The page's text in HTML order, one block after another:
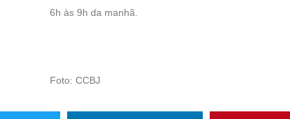
6h às 9h da manhã.
Foto: CCBJ